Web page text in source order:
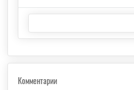
Комментарии